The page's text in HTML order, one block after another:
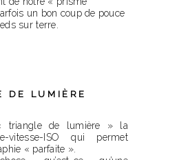
un bon coup de pouce
sur terre.
DE LUMIÈRE
« triangle de lumière » la
vitesse-ISO qui permet
« parfaite ».